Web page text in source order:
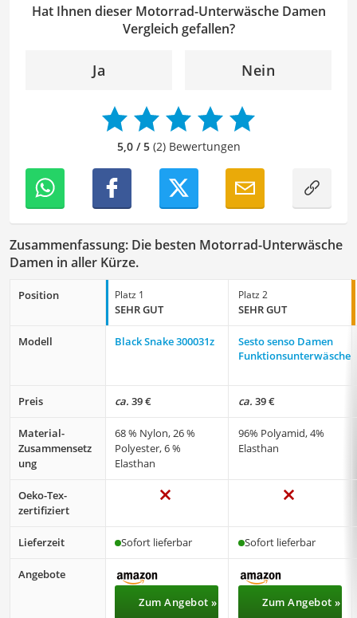
Anleitungen, Produktvergleiche sowie auch Tipps, um
Menschen dabei zu helfen, ihre Leidenschaften und
Hobbys auszuprobieren.
unserer Sicht besonders empfehlenswert für
Motorradfahrerinnenund Frauen
Hat Ihnen dieser Motorrad-Unterwäsche Damen
Vergleich gefallen?
Ja Nein
5,0 / 5(2) Bewertungen
Zusammenfassung: Die besten Motorrad-Unterwäsche
Damen in aller Kürze.
Position Platz 1
SEHR GUT
Platz 2
SEHR GUT
Modell Black Snake 300031z
Sesto senso Damen
Funktionsunterwäsche
Preis ca. 39 € ca. 39 €
Material-
Zusammensetz
ung
68 % Nylon, 26 %
Polyester, 6 %
Elasthan
96% Polyamid, 4%
Elasthan
Oeko-Tex-
zertifiziert
Lieferzeit Sofort lieferbar Sofort lieferbar
Angebote
Zum Angebot »
Zum Angebot »